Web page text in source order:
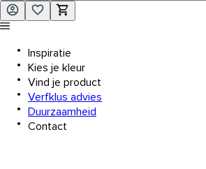
Inspiratie
Kies je kleur
Vind je product
Verfklus advies
Duurzaamheid
Contact